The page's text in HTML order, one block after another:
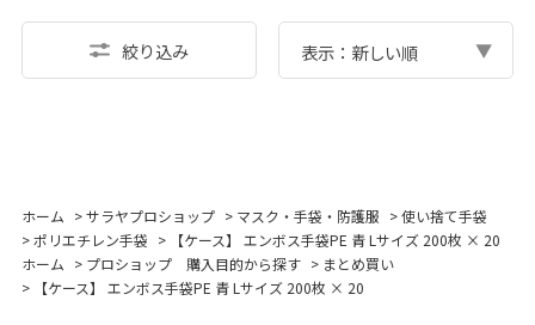
絞り込み 表示：新しい順
ホーム >サラヤプロショップ > マスク・手袋・防護服 >使い捨て手袋
>ポリエチレン手袋 >
【ケース】 エンボス手袋PE 青 Lサイズ 200枚 × 20
ホーム > プロショップ 購入目的から探す > まとめ買い
>
【ケース】 エンボス手袋PE 青 Lサイズ 200枚 × 20